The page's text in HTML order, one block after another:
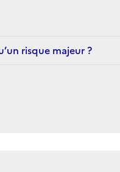
risque majeur ?